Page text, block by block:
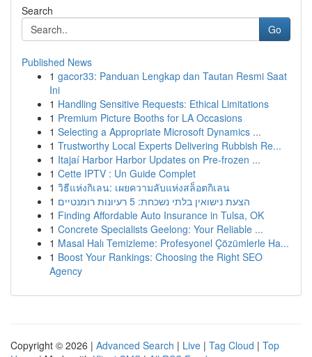
Search
Go
Published News
1 gacor33: Panduan Lengkap dan Tautan Resmi Saat
Ini
1 Handling Sensitive Requests: Ethical Limitations
1 Premium Picture Booths for LA Occasions
1 Selecting a Appropriate Microsoft Dynamics ...
1 Trustworthy Local Experts Delivering Rubbish Re...
1 Itajaí Harbor Harbor Updates on Pre-frozen ...
1 Cette IPTV : Un Guide Complet
1 วิธีแห่งกิเลน: เผยความลับแห่งสล็อตกิเลน
1
הצעת נישואין בלתי נשכחת: 5 רעיונות רומנטיים
1 Finding Affordable Auto Insurance in Tulsa, OK
1 Concrete Specialists Geelong: Your Reliable ...
1 Masal Halı Temizleme: Profesyonel Çözümlerle Ha...
1 Boost Your Rankings: Choosing the Right SEO
Agency
Copyright © 2026 | Advanced Search | Live | Tag Cloud | Top